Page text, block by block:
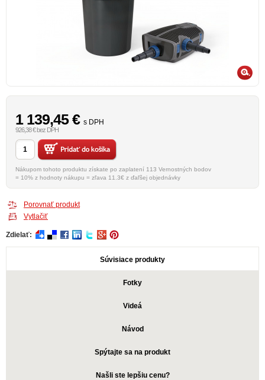
1 139,45€ s DPH
926,38 € bez DPH
Nákupom tohoto produktu získate po zaplatení 113 Vernostných bodov
= 10% z hodnoty nákupu = zľava 11.3€ z ďaľšej objednávky
Porovnať produkt
Vytlačiť
Zdielať:
Súvisiace produkty
Fotky
Videá
Návod
Spýtajte sa na produkt
Našli ste lepšiu cenu?